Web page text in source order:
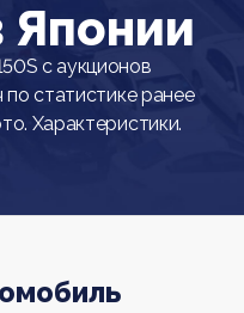
Японии
с аукционов
статистике ранее
Характеристики.